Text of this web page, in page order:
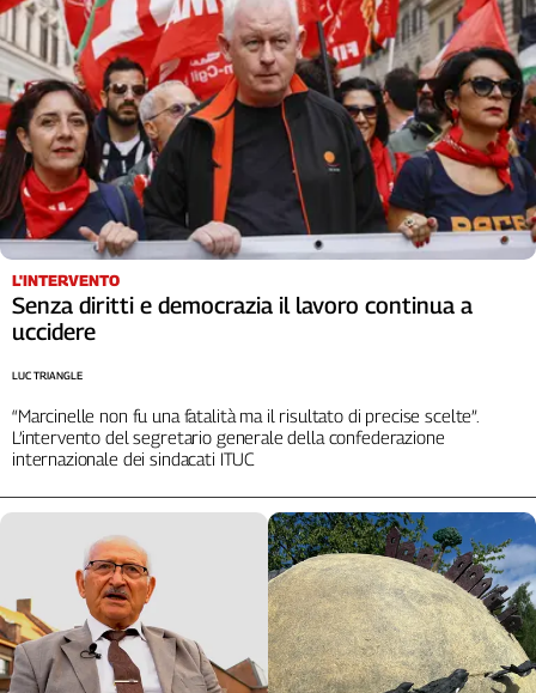
Liguria
Lombardia
Marche
Piemonte
Puglia
Sardegna
Sicilia
Toscana
Umbria
Valle
D'Aosta
Veneto
Archivio
Storico
1955-
Cerca
Contatti
L'INTERVENTO
Senza diritti e democrazia il lavoro continua a
uccidere
“Marcinelle non fu una fatalità ma il risultato di precise scelte”.
L’intervento del segretario generale della confederazione
internazionale dei sindacati ITUC
LUC TRIANGLE